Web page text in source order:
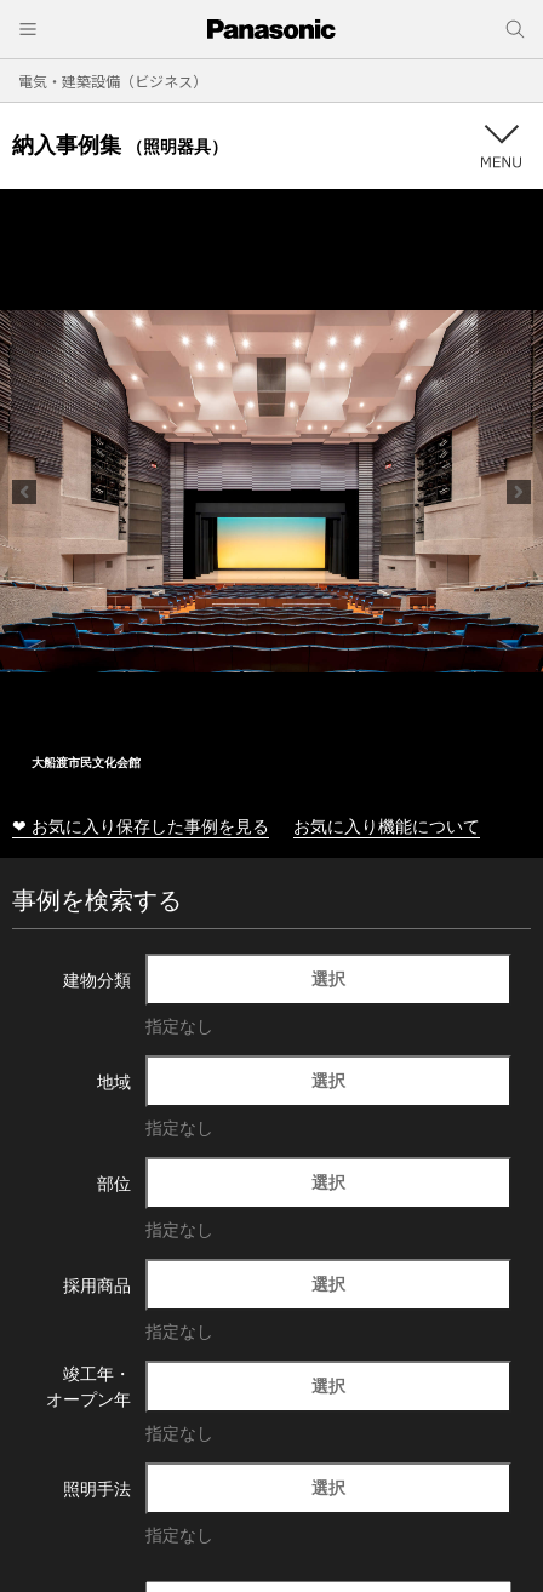
電気・建築設備（ビジネス）
納入事例集 （照明器具）
大船渡市民文化会館
❤ お気に入り保存した事例を見る お気に入り機能について
事例を検索する
建物分類 選択
指定なし
地域 選択
指定なし
部位 選択
指定なし
採用商品 選択
指定なし
竣工年・
オープン年
選択
指定なし
照明手法 選択
指定なし